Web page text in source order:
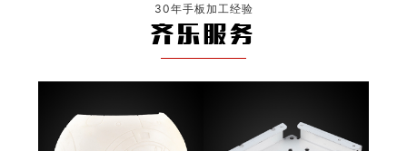
30年手板加工经验
齐乐服务